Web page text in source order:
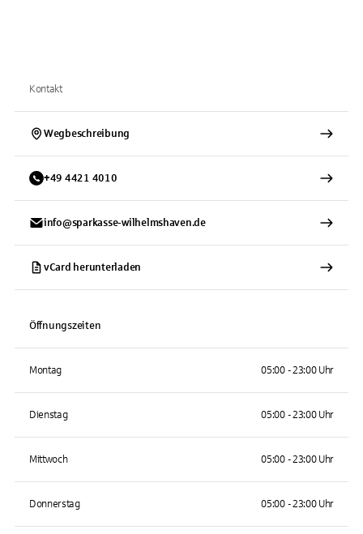
Kontakt
Wegbeschreibung
+49 4421 4010
info@sparkasse-wilhelmshaven.de
vCard herunterladen
Öffnungszeiten
Montag 05:00 - 23:00 Uhr
Dienstag 05:00 - 23:00 Uhr
Mittwoch 05:00 - 23:00 Uhr
Donnerstag 05:00 - 23:00 Uhr